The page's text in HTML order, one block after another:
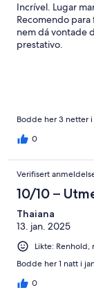
Incrível. Lugar
Recomendo para
nem dá vontade
prestativo.
Bodde her 3 netter
0
Verifisert
10/10 –
Thaiana
13. jan. 2025
Likte:
Bodde her 1 natt i
0